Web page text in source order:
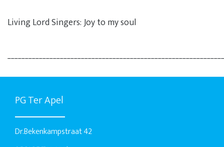
Living Lord Singers: Joy to my soul
PG Ter Apel
Dr.Bekenkampstraat 42